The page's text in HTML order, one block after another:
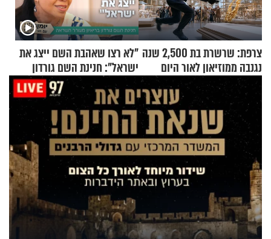
צרפת: שרשרת בת 2,500 שנה
נגנבה ממוזיאון לאור היום
"לא רצו שאהבת השם ייצג את
ישראל": חנינת השם גורדון
בריאיון מעורר השראה